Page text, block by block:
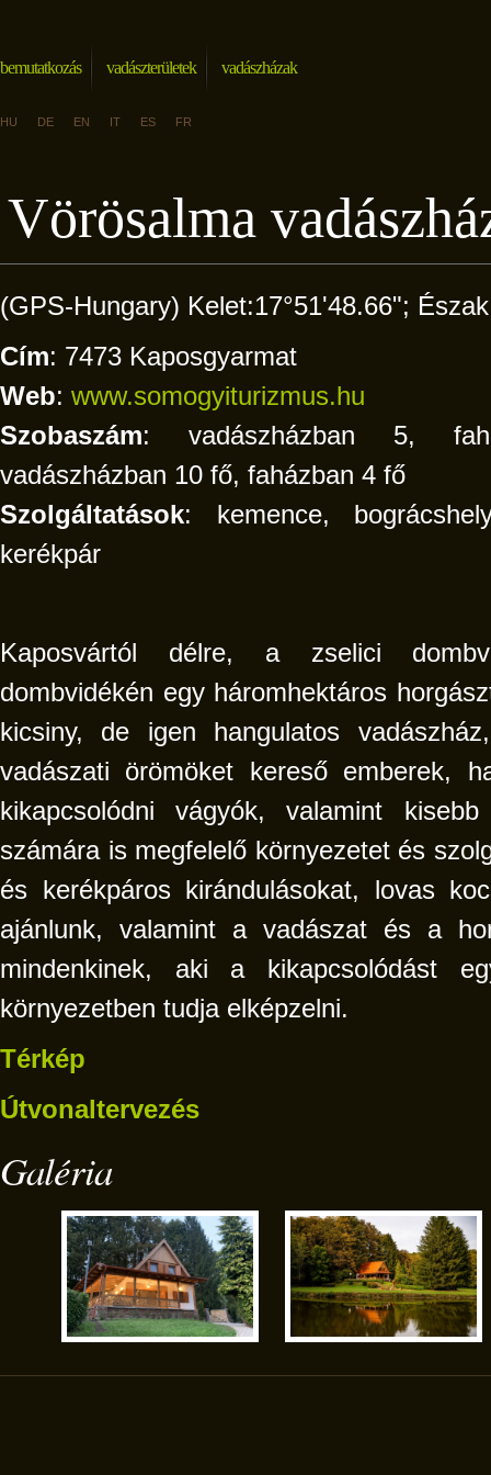
bemutatkozás vadászterületek vadászházak
HU DE EN IT ES FR
Vörösalma
(GPS-Hungary) Kelet:17°51'48.66";
Cím: 7473 Kaposgyarmat
Web: www.somogyiturizmus.hu
Szobaszám: vadászházban 5,
vadászházban 10 fő, faházban 4 fő
Szolgáltatások: kemence,
kerékpár
Kaposvártól délre, a zselici
dombvidékén egy háromhektáros
kicsiny, de igen hangulatos
vadászati örömöket kereső emberek,
kikapcsolódni vágyók, valamint
számára is megfelelő környezetet és
és kerékpáros kirándulásokat, lovas
ajánlunk, valamint a vadászat és a
mindenkinek, aki a kikapcsolódást
környezetben tudja elképzelni.
Térkép
Útvonaltervezés
Galéria